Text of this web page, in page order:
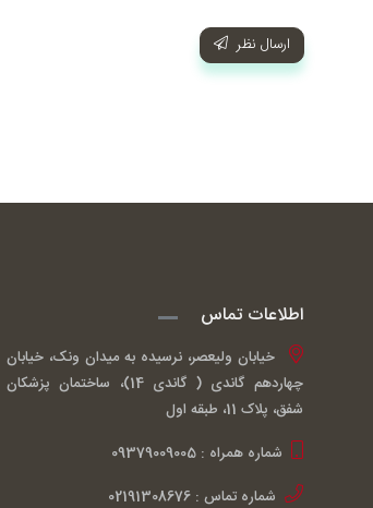
ارسال نظر
اطلاعات تماس
خیابان ولیعصر، نرسیده به میدان ونک، خیابان
چهاردهم گاندی ( گاندی 14)، ساختمان پزشکان
شفق، پلاک 11، طبقه اول
شماره همراه : 09379009005
شماره تماس : 02191308676